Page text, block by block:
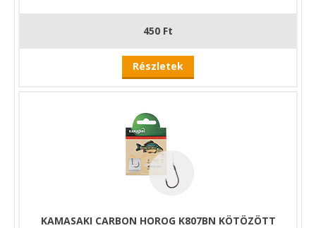
450 Ft
Részletek
KAMASAKI CARBON HOROG K807BN KÖTÖZÖTT